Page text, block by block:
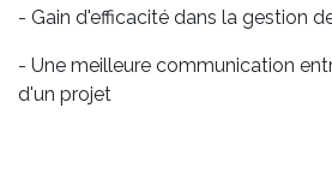
- Gain d'efficacité dans la gestion
- Une meilleure communication
d'un projet